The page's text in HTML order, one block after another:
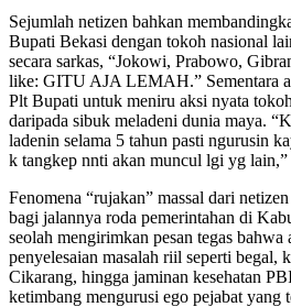
​Sejumlah netizen bahkan
Bupati Bekasi dengan tokoh nasional
secara sarkas, “Jokowi, Prabowo,
like: GITU AJA LEMAH.” Sementara
Plt Bupati untuk meniru aksi nyata
daripada sibuk meladeni dunia maya.
ladenin selama 5 tahun pasti ngurusin
k tangkep nnti akan muncul lgi yg lain,”
​Fenomena “rujakan” massal dari
bagi jalannya roda pemerintahan di
seolah mengirimkan pesan tegas bahwa
penyelesaian masalah riil seperti begal,
Cikarang, hingga jaminan kesehatan
ketimbang mengurusi ego pejabat yang